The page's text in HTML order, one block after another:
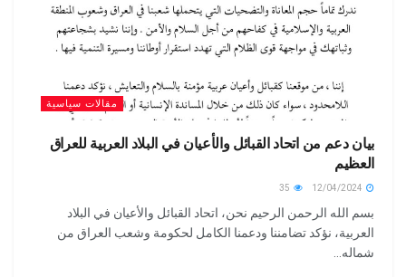
مقالات سياسية
بيان دعم من اتحاد القبائل والأعيان في البلاد العربية للعراق
العظيم
بسم الله الرحمن الرحيم نحن، اتحاد القبائل والأعيان في البلاد
العربية، نؤكد تضامننا ودعمنا الكامل لحكومة وشعب العراق من
شماله...